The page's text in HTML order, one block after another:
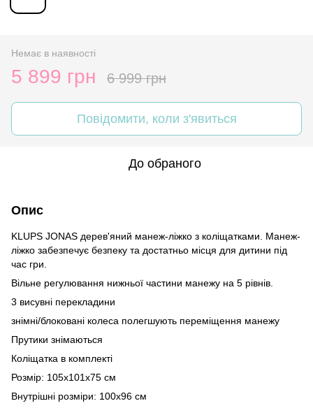
Немає в наявності
5 899 грн 6 999 грн
Повідомити, коли з'явиться
До обраного
Опис
KLUPS JONAS дерев'яний манеж-ліжко з коліщатками. Манеж-
ліжко забезпечує безпеку та достатньо місця для дитини під
час гри.
Вільне регулювання нижньої частини манежу на 5 рівнів.
3 висувні перекладини
знімні/блоковані колеса полегшують переміщення манежу
Прутики знімаються
Коліщатка в комплекті
Розмір: 105х101х75 см
Внутрішні розміри: 100х96 см